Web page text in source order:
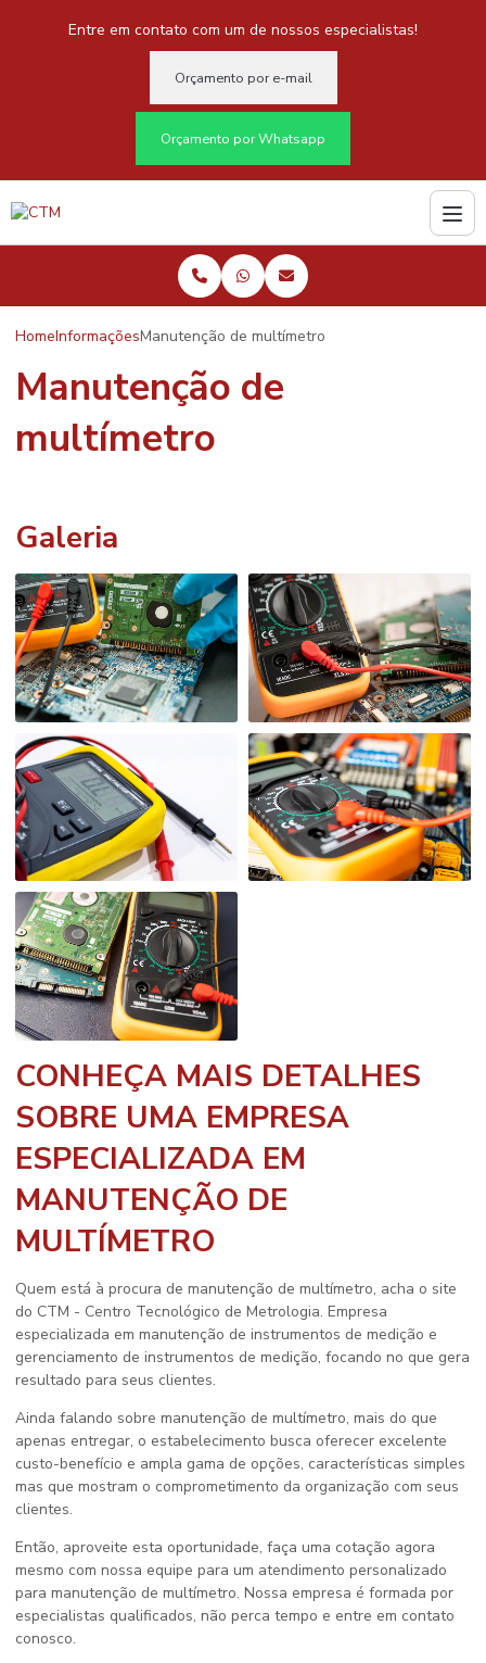
Entre em contato com um de nossos especialistas!
Orçamento por e-mail
Orçamento por Whatsapp
HomeInformaçõesManutenção de multímetro
Manutenção de
multímetro
Galeria
CONHEÇA MAIS DETALHES
SOBRE UMA EMPRESA
ESPECIALIZADA EM
MANUTENÇÃO DE
MULTÍMETRO
Quem está à procura de manutenção de multímetro, acha o site
do CTM - Centro Tecnológico de Metrologia. Empresa
especializada em manutenção de instrumentos de medição e
gerenciamento de instrumentos de medição, focando no que gera
resultado para seus clientes.
Ainda falando sobre manutenção de multímetro, mais do que
apenas entregar, o estabelecimento busca oferecer excelente
custo-benefício e ampla gama de opções, características simples
mas que mostram o comprometimento da organização com seus
clientes.
Então, aproveite esta oportunidade, faça uma cotação agora
mesmo com nossa equipe para um atendimento personalizado
para manutenção de multímetro. Nossa empresa é formada por
especialistas qualificados, não perca tempo e entre em contato
conosco.